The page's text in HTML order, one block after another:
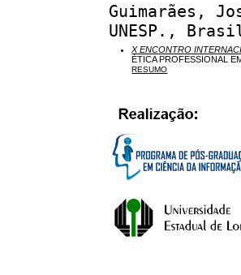
Guimarães,
UNESP.,
X ENCONTRO
ÉTICA PROFESSIONAL
RESUMO